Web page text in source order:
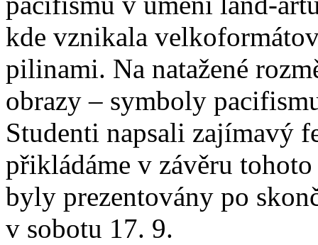
kde vznikala
pilinami. Na natažené
obrazy – symboly
Studenti napsali zajímavý
přikládáme v závěru
byly prezentovány po
v sobotu 17. 9.